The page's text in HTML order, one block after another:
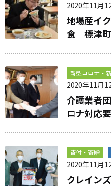
2020年11月
地場産イ
食 標津町
新型コロナ・
2020年11月
介護業者
ロナ対応
寄付・寄贈
2020年11月
クレイン